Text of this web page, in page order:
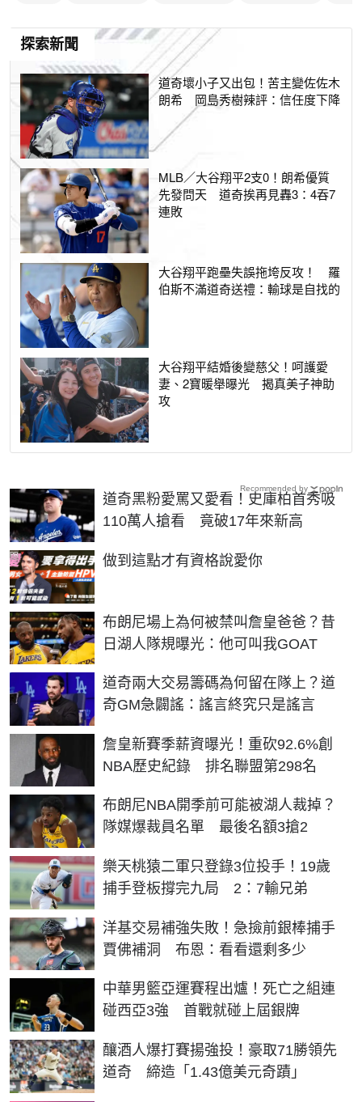
探索新聞
道奇壞小子又出包！苦主變佐佐木
朗希 岡島秀樹辣評：信任度下降
MLB／大谷翔平2支0！朗希優質
先發問天 道奇挨再見轟3：4吞7
連敗
大谷翔平跑壘失誤拖垮反攻！ 羅
伯斯不滿道奇送禮：輸球是自找的
大谷翔平結婚後變慈父！呵護愛
妻、2寶暖舉曝光 揭真美子神助
攻
道奇黑粉愛罵又愛看！史庫柏首秀吸
110萬人搶看 竟破17年來新高
做到這點才有資格說愛你
PR
布朗尼場上為何被禁叫詹皇爸爸？昔
日湖人隊規曝光：他可叫我GOAT
道奇兩大交易籌碼為何留在隊上？道
奇GM急闢謠：謠言終究只是謠言
詹皇新賽季薪資曝光！重砍92.6%創
NBA歷史紀錄 排名聯盟第298名
布朗尼NBA開季前可能被湖人裁掉？
隊媒爆裁員名單 最後名額3搶2
樂天桃猿二軍只登錄3位投手！19歲
捕手登板撐完九局 2：7輸兄弟
洋基交易補強失敗！急撿前銀棒捕手
賈佛補洞 布恩：看看還剩多少
中華男籃亞運賽程出爐！死亡之組連
碰西亞3強 首戰就碰上屆銀牌
釀酒人爆打賽揚強投！豪取71勝領先
道奇 締造「1.43億美元奇蹟」
Recommended by